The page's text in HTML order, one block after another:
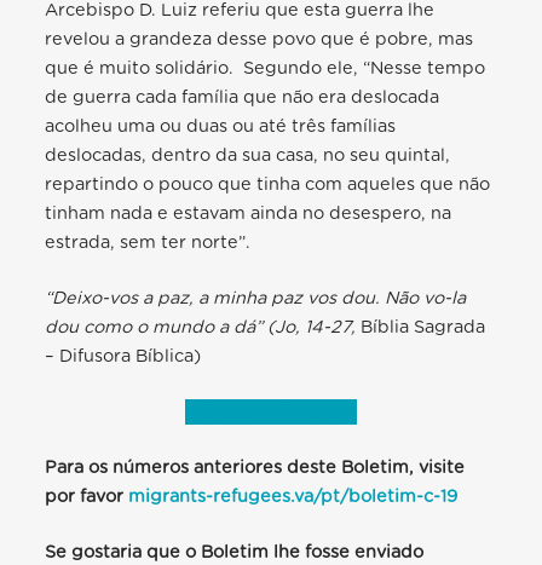
Arcebispo D. Luiz referiu que esta guerra lhe
revelou a grandeza desse povo que é pobre, mas
que é muito solidário. Segundo ele, “Nesse tempo
de guerra cada família que não era deslocada
acolheu uma ou duas ou até três famílias
deslocadas, dentro da sua casa, no seu quintal,
repartindo o pouco que tinha com aqueles que não
tinham nada e estavam ainda no desespero, na
estrada, sem ter norte”.
“Deixo-vos a paz, a minha paz vos dou. Não vo-la
dou como o mundo a dá” (Jo, 14-27, Bíblia Sagrada
– Difusora Bíblica)
Para os números anteriores deste Boletim, visite
por favor migrants-refugees.va/pt/boletim-c-19
Se gostaria que o Boletim lhe fosse enviado